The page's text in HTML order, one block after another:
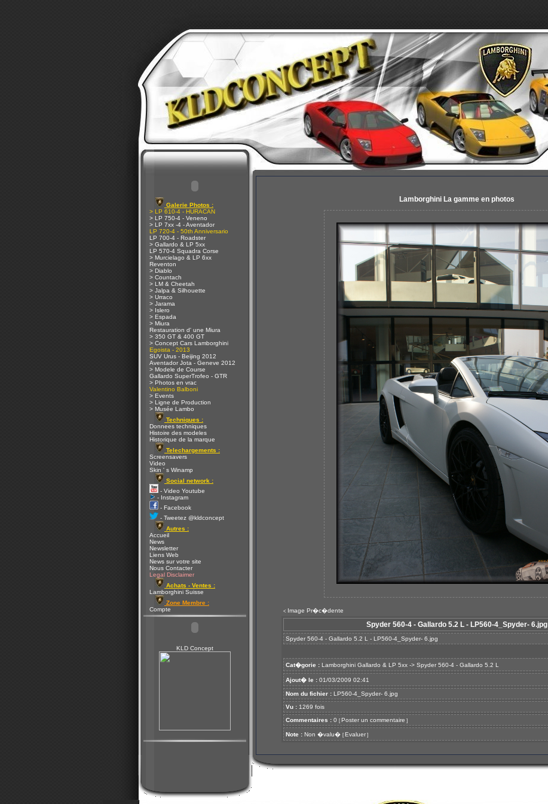
Galerie Photos :
> LP 610-4 - HURACAN
> LP 750-4 - Veneno
> LP 7xx -4 - Aventador
LP 720-4 - 50th Anniversario
LP 700-4 - Roadster
> Gallardo & LP 5xx
LP 570-4 Squadra Corse
> Murcielago & LP 6xx
Reventon
> Diablo
> Countach
> LM & Cheetah
> Jalpa & Silhouette
> Urraco
> Jarama
> Islero
> Espada
> Miura
Restauration d' une Miura
> 350 GT & 400 GT
> Concept Cars Lamborghini
Egoista - 2013
SUV Urus - Beijing 2012
Aventador Jota - Geneve 2012
> Modele de Course
Gallardo SuperTrofeo - GTR
> Photos en vrac
Valentino Balboni
> Events
> Ligne de Production
> Musée Lambo
Techniques :
Donnees techniques
Histoire des modeles
Historique de la marque
Telechargements :
Screensavers
Video
Skin ' s Winamp
Social network :
- Video Youtube
- Instagram
- Facebook
- Tweetez @kldconcept
Autres :
Accueil
News
Newsletter
Liens Web
News sur votre site
Nous Contacter
Legal Disclaimer
Achats - Ventes :
Lamborghini Suisse
Zone Membre :
Compte
KLD Concept
Lamborghini La gamme en photos
< Image Pr�c�dente
Spyder 560-4 - Gallardo 5.2 L - LP560-4_Spyder- 6.jpg
Spyder 560-4 - Gallardo 5.2 L - LP560-4_Spyder- 6.jpg
Cat�gorie : Lamborghini Gallardo & LP 5xx -> Spyder 560-4 - Gallardo 5.2 L
Ajout� le : 01/03/2009 02:41
Nom du fichier : LP560-4_Spyder- 6.jpg
Vu : 1269 fois
Commentaires : 0 [ Poster un commentaire ]
Note : Non �valu� [ Evaluer ]